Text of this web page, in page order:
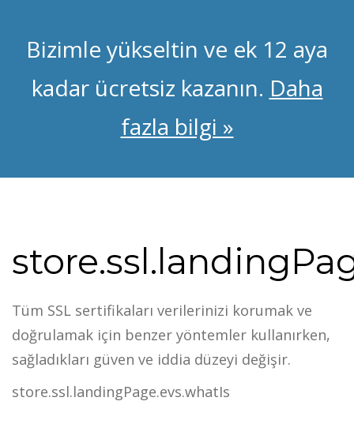
Bizimle yükseltin ve ek 12 aya
kadar ücretsiz kazanın. Daha
fazla bilgi »
Tüm SSL sertifikaları verilerinizi korumak ve
doğrulamak için benzer yöntemler kullanırken,
sağladıkları güven ve iddia düzeyi değişir.
store.ssl.landingPage.evs.whatIs